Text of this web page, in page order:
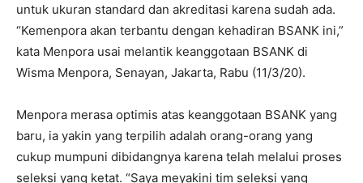
untuk ukuran standard dan akreditasi karena sudah ada.
“Kemenpora akan terbantu dengan kehadiran BSANK ini,”
kata Menpora usai melantik keanggotaan BSANK di
Wisma Menpora, Senayan, Jakarta, Rabu (11/3/20).
Menpora merasa optimis atas keanggotaan BSANK yang
baru, ia yakin yang terpilih adalah orang-orang yang
cukup mumpuni dibidangnya karena telah melalui proses
seleksi yang ketat. “Saya meyakini tim seleksi yang